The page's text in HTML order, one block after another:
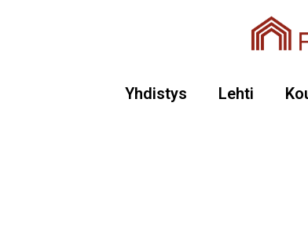
Yhdistys Lehti